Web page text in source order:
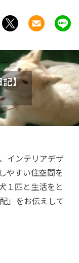
記】
インテリアデザ
やすい住空間を
１匹と生活をと
」をお伝えして